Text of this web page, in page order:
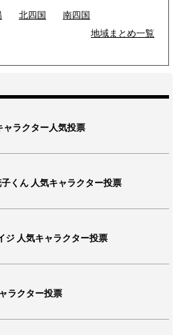
北四国
南四国
地域まとめ一覧
ャラクター人気投票
くん 人気キャラクター投票
ジ 人気キャラクター投票
ラクター投票